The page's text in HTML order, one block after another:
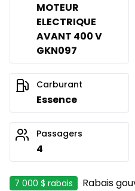
MOTEUR
ELECTRIQUE
AVANT 400 V
GKN097
Carburant
Essence
Passagers
4
7 000 $ rabais Rabais